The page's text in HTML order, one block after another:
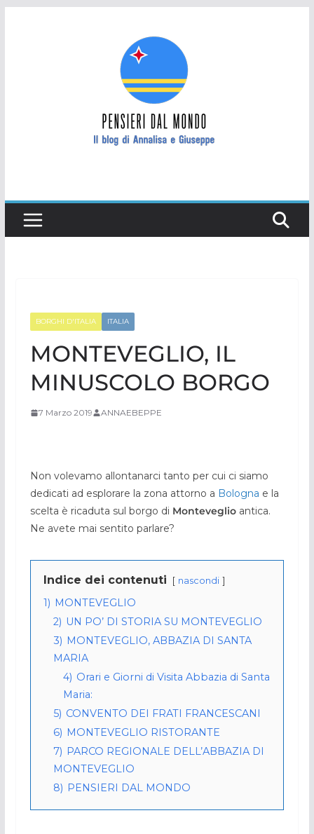
BORGHI D'ITALIA ITALIA
MONTEVEGLIO, IL
MINUSCOLO BORGO
7 Marzo 2019 ANNAEBEPPE
Non volevamo allontanarci tanto per cui ci siamo
dedicati ad esplorare la zona attorno a Bologna e la
scelta è ricaduta sul borgo di Monteveglio antica.
Ne avete mai sentito parlare?
Indice dei contenuti nascondi
1) MONTEVEGLIO
2) UN PO’ DI STORIA SU MONTEVEGLIO
3) MONTEVEGLIO, ABBAZIA DI SANTA
MARIA
4) Orari e Giorni di Visita Abbazia di Santa
Maria:
5) CONVENTO DEI FRATI FRANCESCANI
6) MONTEVEGLIO RISTORANTE
7) PARCO REGIONALE DELL’ABBAZIA DI
MONTEVEGLIO
8) PENSIERI DAL MONDO